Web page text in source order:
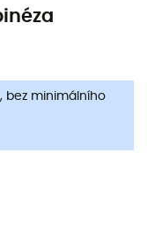
bez minimálního
s významným
pro udržení nízké
pohodlí
a bezpečně drží